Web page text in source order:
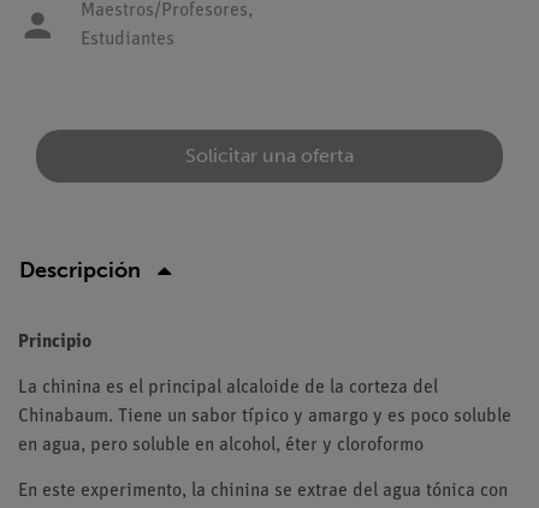
Maestros/Profesores,
Estudiantes
Solicitar una oferta
Descripción
Principio
La chinina es el principal alcaloide de la corteza del
Chinabaum. Tiene un sabor típico y amargo y es poco soluble
en agua, pero soluble en alcohol, éter y cloroformo
En este experimento, la chinina se extrae del agua tónica con